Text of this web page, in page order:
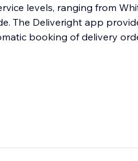
The Deliveright app
booking of delivery